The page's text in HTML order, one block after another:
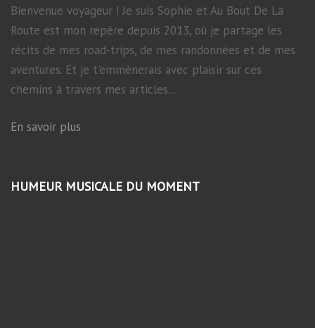
Bienvenue voyageur ! Je suis Sophie et Au Bout De La
Route est mon repère depuis 2013, où je partage les
récits de mes road-trips, de mes randonnées et de mes
aventures. Et je t'emmènerais avec plaisir sur ces
chemins à travers mes articles...
En savoir plus
HUMEUR MUSICALE DU MOMENT